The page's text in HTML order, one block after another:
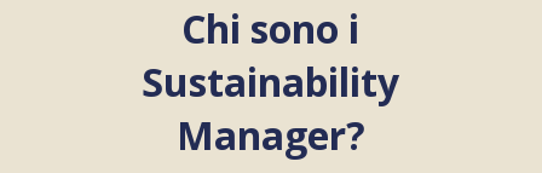
​Chi sono i
Sustainability
Manager?